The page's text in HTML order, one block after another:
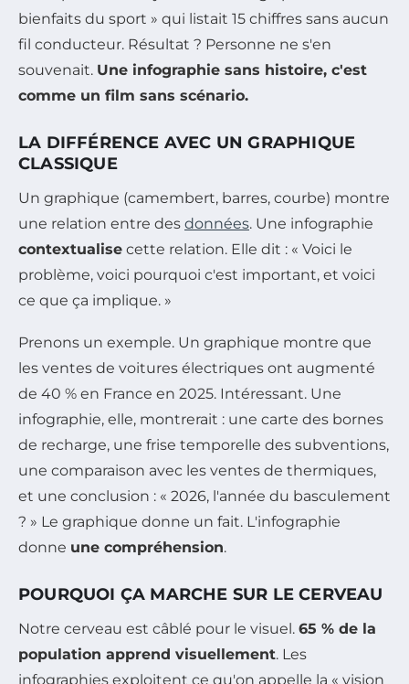
bienfaits du sport » qui listait 15 chiffres sans aucun
fil conducteur. Résultat ? Personne ne s'en
souvenait. Une infographie sans histoire, c'est
comme un film sans scénario.
LA DIFFÉRENCE AVEC UN GRAPHIQUE
CLASSIQUE
Un graphique (camembert, barres, courbe) montre
une relation entre des données. Une infographie
contextualise cette relation. Elle dit : « Voici le
problème, voici pourquoi c'est important, et voici
ce que ça implique. »
Prenons un exemple. Un graphique montre que
les ventes de voitures électriques ont augmenté
de 40 % en France en 2025. Intéressant. Une
infographie, elle, montrerait : une carte des bornes
de recharge, une frise temporelle des subventions,
une comparaison avec les ventes de thermiques,
et une conclusion : « 2026, l'année du basculement
? » Le graphique donne un fait. L'infographie
donne une compréhension.
POURQUOI ÇA MARCHE SUR LE CERVEAU
Notre cerveau est câblé pour le visuel. 65 % de la
population apprend visuellement. Les
infographies exploitent ce qu'on appelle la « vision